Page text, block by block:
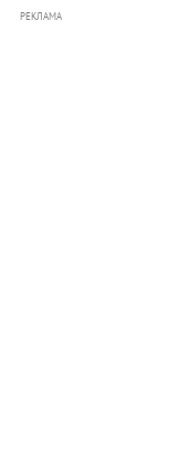
РЕКЛАМА